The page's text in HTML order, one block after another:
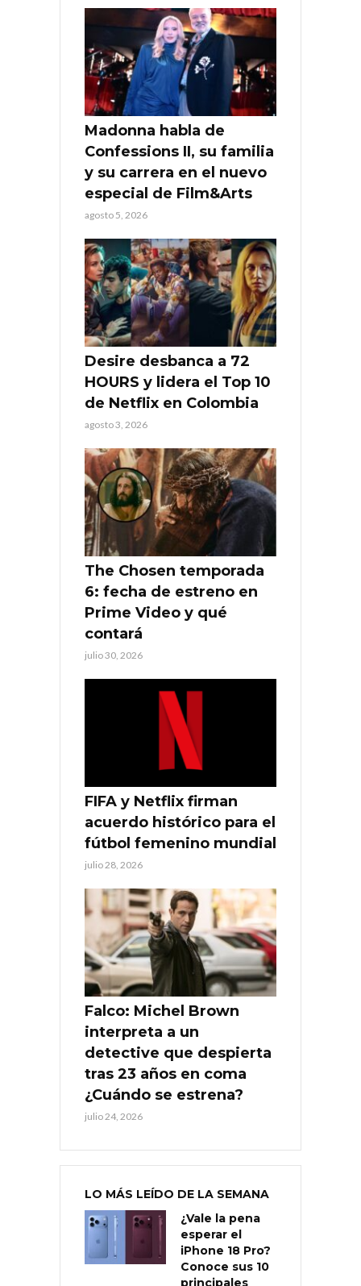
Madonna habla de
Confessions II, su familia
y su carrera en el nuevo
especial de Film&Arts
agosto 5, 2026
Desire desbanca a 72
HOURS y lidera el Top 10
de Netflix en Colombia
agosto 3, 2026
The Chosen temporada
6: fecha de estreno en
Prime Video y qué
contará
julio 30, 2026
FIFA y Netflix firman
acuerdo histórico para el
fútbol femenino mundial
julio 28, 2026
Falco: Michel Brown
interpreta a un
detective que despierta
tras 23 años en coma
¿Cuándo se estrena?
julio 24, 2026
LO MÁS LEÍDO DE LA SEMANA
¿Vale la pena
esperar el
iPhone 18 Pro?
Conoce sus 10
principales